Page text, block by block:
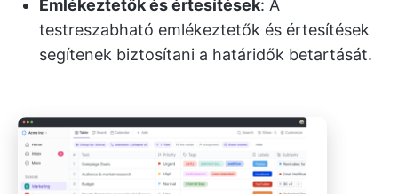
Emlékeztetők és értesítések: A
testreszabható emlékeztetők és értesítések
segítenek biztosítani a határidők betartását.